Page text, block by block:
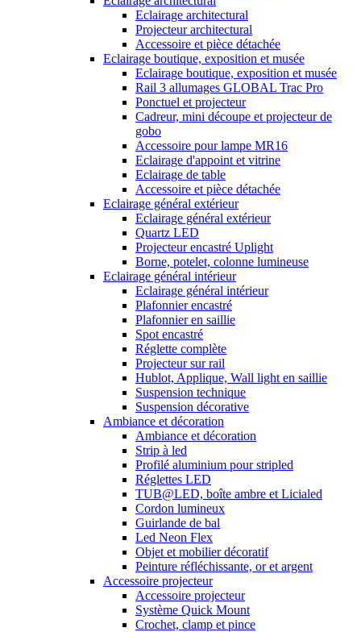
Eclairage architectural
Projecteur architectural
Accessoire et pièce détachée
Eclairage boutique, exposition et musée
Eclairage boutique, exposition et musée
Rail 3 allumages GLOBAL Trac Pro
Ponctuel et projecteur
Cadreur, mini découpe et projecteur de
gobo
Accessoire pour lampe MR16
Eclairage d'appoint et vitrine
Eclairage de table
Accessoire et pièce détachée
Eclairage général extérieur
Eclairage général extérieur
Quartz LED
Projecteur encastré Uplight
Borne, potelet, colonne lumineuse
Eclairage général intérieur
Eclairage général intérieur
Plafonnier encastré
Plafonnier en saillie
Spot encastré
Réglette complète
Projecteur sur rail
Hublot, Applique, Wall light en saillie
Suspension technique
Suspension décorative
Ambiance et décoration
Ambiance et décoration
Strip à led
Profilé aluminium pour stripled
Réglettes LED
TUB@LED, boîte ambre et Licialed
Cordon lumineux
Guirlande de bal
Led Neon Flex
Objet et mobilier décoratif
Peinture réfléchissante, or et argent
Accessoire projecteur
Accessoire projecteur
Système Quick Mount
Crochet, clamp et pince